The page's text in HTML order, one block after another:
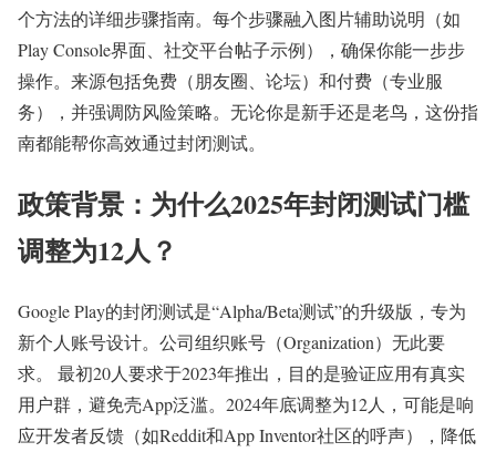
个方法的详细步骤指南。每个步骤融入图片辅助说明（如
Play Console界面、社交平台帖子示例），确保你能一步步
操作。来源包括免费（朋友圈、论坛）和付费（专业服
务），并强调防风险策略。无论你是新手还是老鸟，这份指
南都能帮你高效通过封闭测试。
政策背景：为什么2025年封闭测试门槛
调整为12人？
Google Play的封闭测试是“Alpha/Beta测试”的升级版，专为
新个人账号设计。公司组织账号（Organization）无此要
求。 最初20人要求于2023年推出，目的是验证应用有真实
用户群，避免壳App泛滥。2024年底调整为12人，可能是响
应开发者反馈（如Reddit和App Inventor社区的呼声），降低